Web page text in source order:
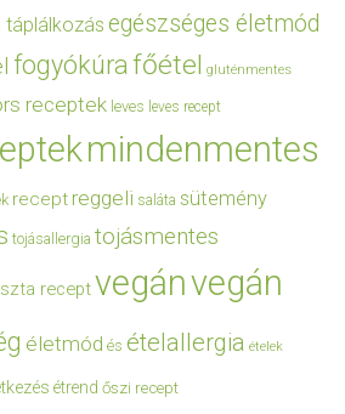
táplálkozás egészséges életmód
fogyókúrafőétel gluténmentes
receptek leves leves recept
mindenmentes
recept reggeli saláta sütemény
tojásallergia tojásmentes
receptvegánvegán
életmód és ételallergia ételek
étrend őszi recept